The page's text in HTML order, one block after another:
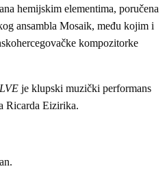
hemijskim elementima, poručena
ansambla Mosaik, među kojim i
kompozitorke
je klupski muzički performans
Ricarda Eizirika.